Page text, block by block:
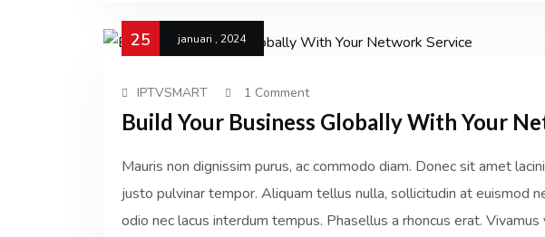
25 januari , 2024
IPTVSMART 1 Comment
Build Your Business Globally With Your
Mauris non dignissim purus, ac commodo diam. Donec sit amet
justo pulvinar tempor. Aliquam tellus nulla, sollicitudin at euismod
odio nec lacus interdum tempus. Phasellus a rhoncus erat.